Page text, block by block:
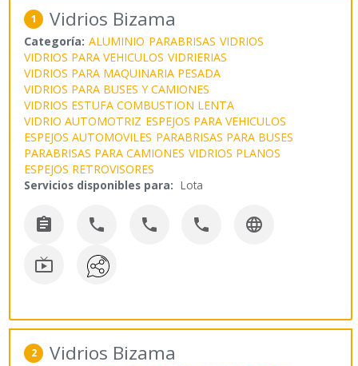
1 Vidrios Bizama
Categoría: ALUMINIO PARABRISAS VIDRIOS
VIDRIOS PARA VEHICULOS VIDRIERIAS
VIDRIOS PARA MAQUINARIA PESADA
VIDRIOS PARA BUSES Y CAMIONES
VIDRIOS ESTUFA COMBUSTION LENTA
VIDRIO AUTOMOTRIZ ESPEJOS PARA VEHICULOS
ESPEJOS AUTOMOVILES PARABRISAS PARA BUSES
PARABRISAS PARA CAMIONES VIDRIOS PLANOS
ESPEJOS RETROVISORES
Servicios disponibles para: Lota
    

2 Vidrios Bizama